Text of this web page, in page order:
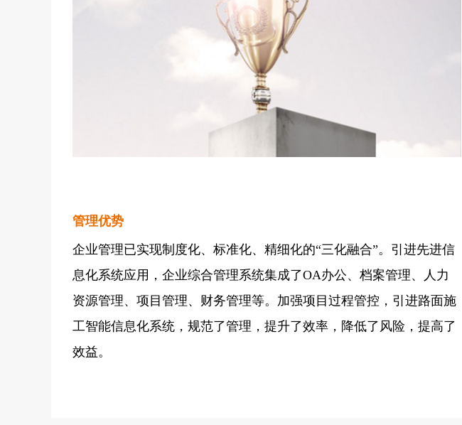
管理优势
企业管理已实现制度化、标准化、精细化的“三化融合”。引进先进信
息化系统应用，企业综合管理系统集成了OA办公、档案管理、人力
资源管理、项目管理、财务管理等。加强项目过程管控，引进路面施
工智能信息化系统，规范了管理，提升了效率，降低了风险，提高了
效益。